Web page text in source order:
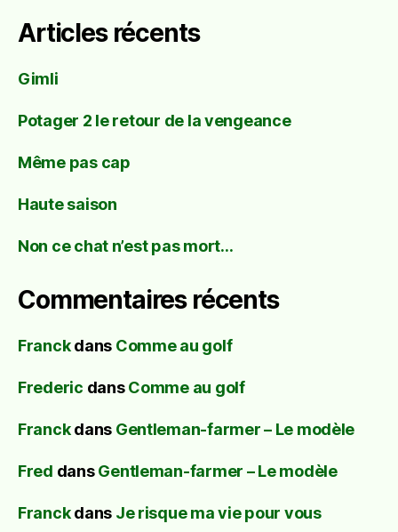
Articles récents
Gimli
Potager 2 le retour de la vengeance
Même pas cap
Haute saison
Non ce chat n’est pas mort…
Commentaires récents
Franckdans Comme au golf
Frederic dansComme au golf
Franckdans Gentleman-farmer – Le modèle
Fred dansGentleman-farmer – Le modèle
Franckdans Je risque ma vie pour vous